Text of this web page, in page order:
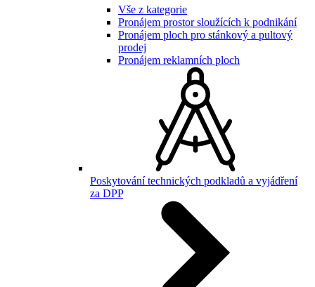
Vše z kategorie
Pronájem prostor sloužících k podnikání
Pronájem ploch pro stánkový a pultový
prodej
Pronájem reklamních ploch
Poskytování technických podkladů a vyjádření
za DPP